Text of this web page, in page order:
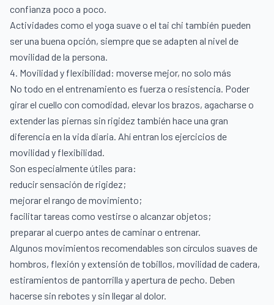
confianza poco a poco.
Actividades como el yoga suave o el tai chi también pueden
ser una buena opción, siempre que se adapten al nivel de
movilidad de la persona.
4. Movilidad y flexibilidad: moverse mejor, no solo más
No todo en el entrenamiento es fuerza o resistencia. Poder
girar el cuello con comodidad, elevar los brazos, agacharse o
extender las piernas sin rigidez también hace una gran
diferencia en la vida diaria. Ahí entran los ejercicios de
movilidad y flexibilidad.
Son especialmente útiles para:
reducir sensación de rigidez;
mejorar el rango de movimiento;
facilitar tareas como vestirse o alcanzar objetos;
preparar al cuerpo antes de caminar o entrenar.
Algunos movimientos recomendables son círculos suaves de
hombros, flexión y extensión de tobillos, movilidad de cadera,
estiramientos de pantorrilla y apertura de pecho. Deben
hacerse sin rebotes y sin llegar al dolor.